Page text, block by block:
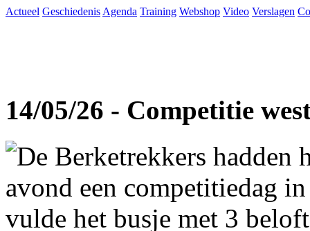
Actueel Geschiedenis Agenda Training Webshop Video Verslagen
14/05/26 - Competitie
De Berketrekkers hadden
avond een competitiedag
vulde het busje met 3